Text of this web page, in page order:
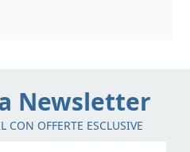
Newsletter
CON OFFERTE ESCLUSIVE